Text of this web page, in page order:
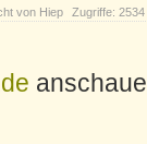
von Hiep Zugriffe: 2534